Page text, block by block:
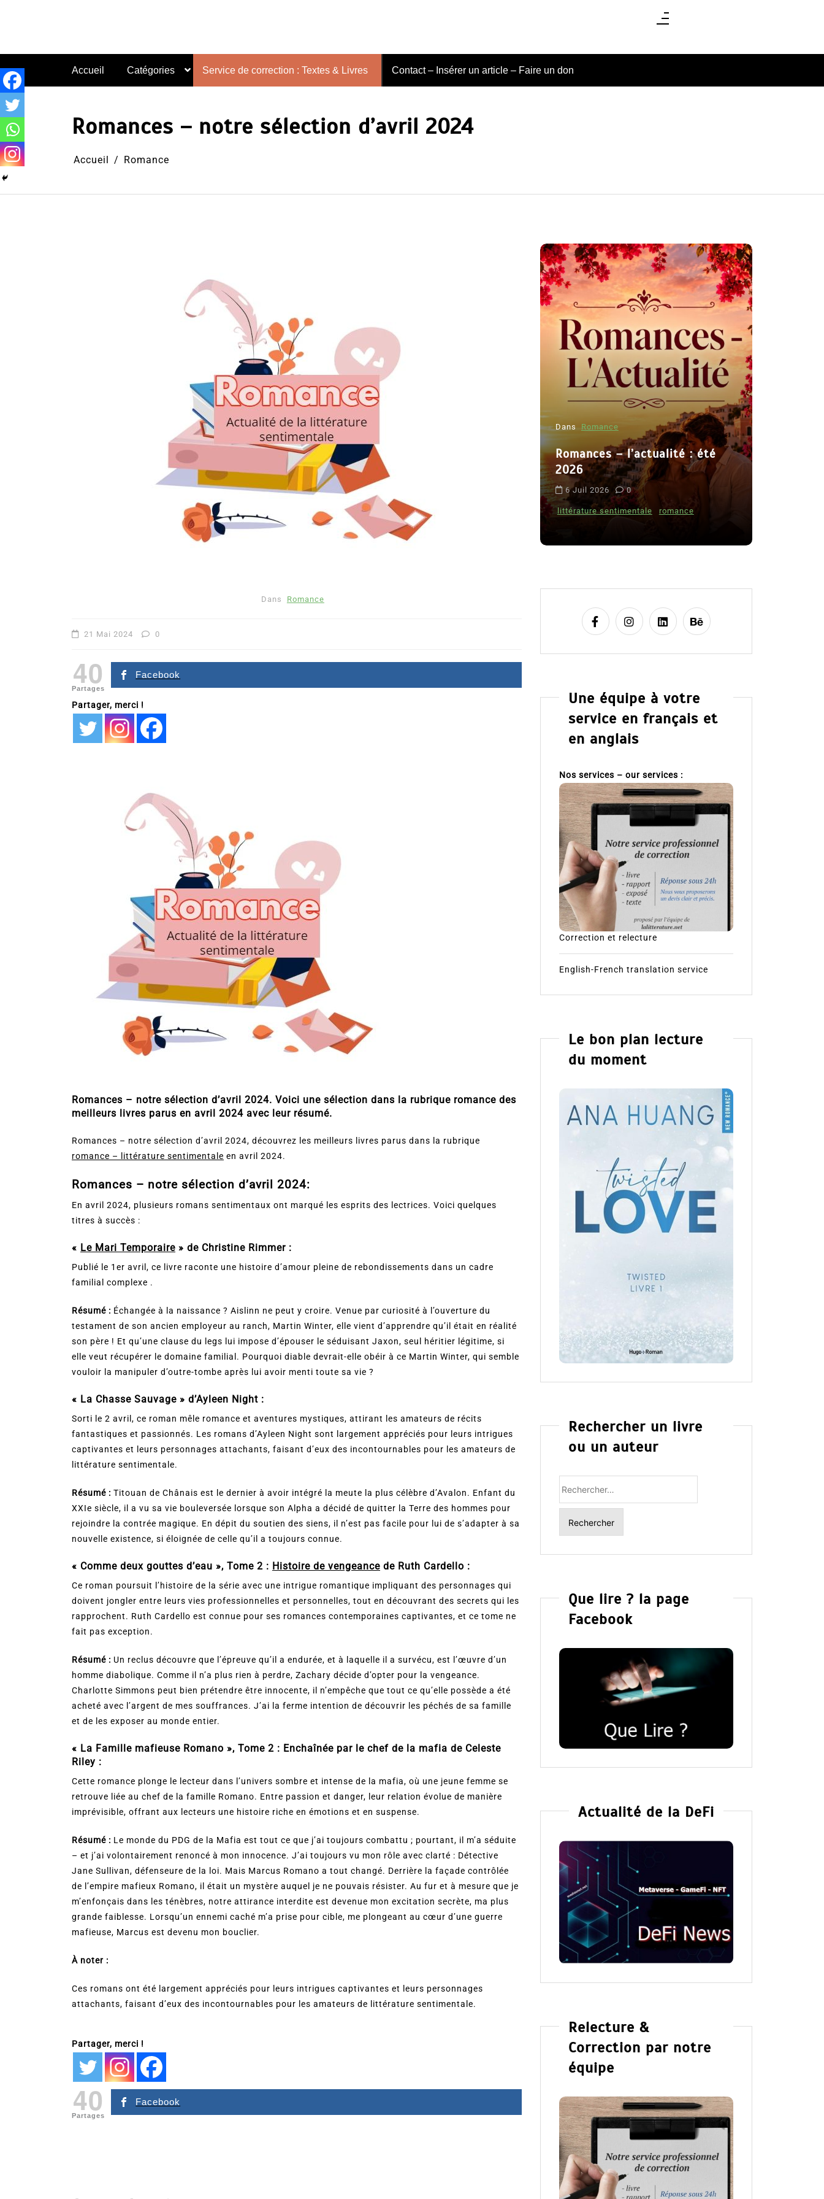
Accueil Catégories Service de correction : Textes & Livres Contact – Insérer un article – Faire un don
Romances – notre sélection d’avril 2024
Accueil Romance
Dans Romance
21 Mai 2024 0
40
Partages
Facebook
Partager, merci !
Romances – notre sélection d’avril 2024. Voici une sélection dans la rubrique romance des
meilleurs livres parus en avril 2024 avec leur résumé.
Romances – notre sélection d’avril 2024, découvrez les meilleurs livres parus dans la rubrique
romance – littérature sentimentale en avril 2024.
Romances – notre sélection d’avril 2024:
En avril 2024, plusieurs romans sentimentaux ont marqué les esprits des lectrices. Voici quelques
titres à succès :
« Le Mari Temporaire » de Christine Rimmer :
Publié le 1er avril, ce livre raconte une histoire d’amour pleine de rebondissements dans un cadre
familial complexe​ ​.
Résumé : Échangée à la naissance ? Aislinn ne peut y croire. Venue par curiosité à l’ouverture du
testament de son ancien employeur au ranch, Martin Winter, elle vient d’apprendre qu’il était en réalité
son père ! Et qu’une clause du legs lui impose d’épouser le séduisant Jaxon, seul héritier légitime, si
elle veut récupérer le domaine familial. Pourquoi diable devrait-elle obéir à ce Martin Winter, qui semble
vouloir la manipuler d’outre-tombe après lui avoir menti toute sa vie ?
« La Chasse Sauvage » d’Ayleen Night :
Sorti le 2 avril, ce roman mêle romance et aventures mystiques, attirant les amateurs de récits
fantastiques et passionnés​​. Les romans d’Ayleen Night sont largement appréciés pour leurs intrigues
captivantes et leurs personnages attachants, faisant d’eux des incontournables pour les amateurs de
littérature sentimentale.
Résumé : Titouan de Chânais est le dernier à avoir intégré la meute la plus célèbre d’Avalon. Enfant du
XXIe siècle, il a vu sa vie bouleversée lorsque son Alpha a décidé de quitter la Terre des hommes pour
rejoindre la contrée magique. En dépit du soutien des siens, il n’est pas facile pour lui de s’adapter à sa
nouvelle existence, si éloignée de celle qu’il a toujours connue.
« Comme deux gouttes d’eau », Tome 2 : Histoire de vengeance de Ruth Cardello :
Ce roman poursuit l’histoire de la série avec une intrigue romantique impliquant des personnages qui
doivent jongler entre leurs vies professionnelles et personnelles, tout en découvrant des secrets qui les
rapprochent. Ruth Cardello est connue pour ses romances contemporaines captivantes, et ce tome ne
fait pas exception.
Résumé : Un reclus découvre que l’épreuve qu’il a endurée, et à laquelle il a survécu, est l’œuvre d’un
homme diabolique. Comme il n’a plus rien à perdre, Zachary décide d’opter pour la vengeance.
Charlotte Simmons peut bien prétendre être innocente, il n’empêche que tout ce qu’elle possède a été
acheté avec l’argent de mes souffrances. J’ai la ferme intention de découvrir les péchés de sa famille
et de les exposer au monde entier.
« La Famille mafieuse Romano », Tome 2 : Enchaînée par le chef de la mafia de Celeste
Riley :
Cette romance plonge le lecteur dans l’univers sombre et intense de la mafia, où une jeune femme se
retrouve liée au chef de la famille Romano. Entre passion et danger, leur relation évolue de manière
imprévisible, offrant aux lecteurs une histoire riche en émotions et en suspense​.
Résumé : Le monde du PDG de la Mafia est tout ce que j’ai toujours combattu ; pourtant, il m’a séduite
– et j’ai volontairement renoncé à mon innocence. J’ai toujours vu mon rôle avec clarté : Détective
Jane Sullivan, défenseure de la loi. Mais Marcus Romano a tout changé. Derrière la façade contrôlée
de l’empire mafieux Romano, il était un mystère auquel je ne pouvais résister. Au fur et à mesure que je
m’enfonçais dans les ténèbres, notre attirance interdite est devenue mon excitation secrète, ma plus
grande faiblesse. Lorsqu’un ennemi caché m’a prise pour cible, me plongeant au cœur d’une guerre
mafieuse, Marcus est devenu mon bouclier.
À noter :
Ces romans ont été largement appréciés pour leurs intrigues captivantes et leurs personnages
attachants, faisant d’eux des incontournables pour les amateurs de littérature sentimentale.
Partager, merci !
40
Partages
Facebook
Romance
Romances – l’actualité : été
0
littérature sentimentale romance
Dans Thriller
Le coupable n’est pas Camille
de Clara Delcourt
8 Juil 2026 0
Dans Romance
Romances – l’actualité : été
2026
6 Juil 2026 0
littérature sentimentale romance
Une équipe à votre
service en français et
en anglais
Nos services – our services :
Correction et relecture
English-French translation service
Le bon plan lecture
du moment
Rechercher un livre
ou un auteur
Que lire ? la page
Facebook
Actualité de la DeFi
Relecture &
Correction par notre
équipe